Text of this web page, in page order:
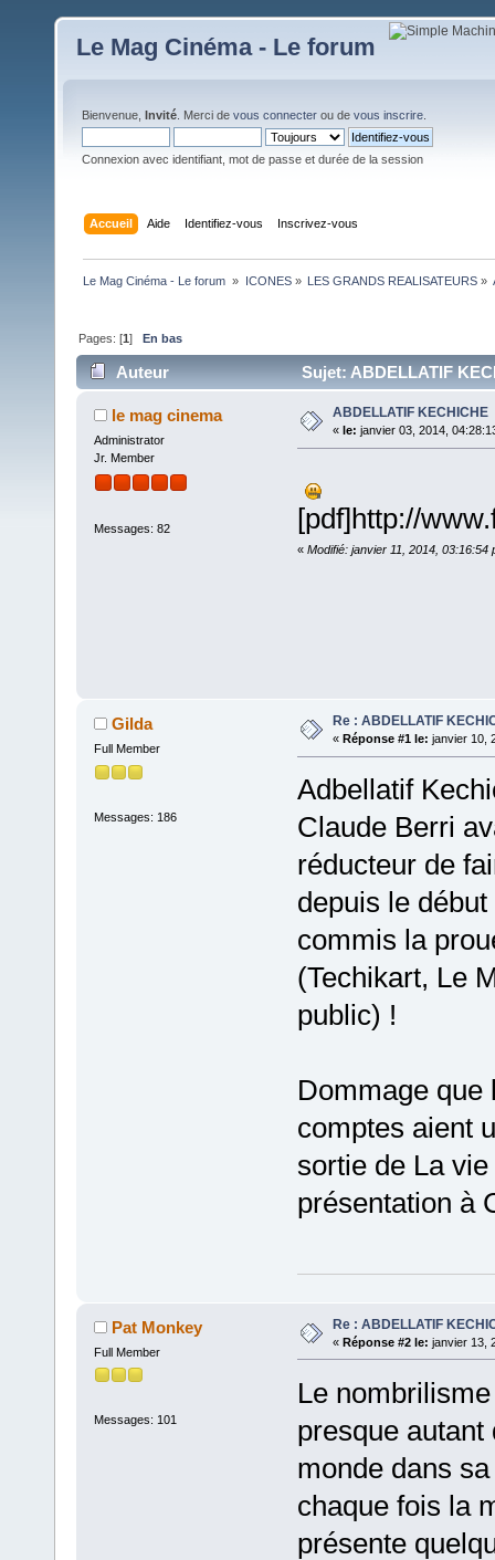
Le Mag Cinéma - Le forum
Bienvenue, Invité . Merci de vous connecter ou de vous inscrire
Connexion avec identifiant, mot de passe et durée de la session
Accueil Aide Identifiez-vous Inscrivez-vous
Le Mag Cinéma - Le forum » ICONES» LES GRANDS REALISATEURS»
Pages: [1]En bas
Auteur Sujet: ABDELLATIF
le mag cinema
Administrator
Jr. Member
Messages: 82
ABDELLATIF KECHICHE
« le: janvier 03, 2014,
[pdf]http://
« Modifié: janvier 11, 2014, 03:16:54
Gilda
Full Member
Messages: 186
Re : ABDELLATIF
« Réponse #1 le: janvier 10,
Adbellatif
Claude Berri
réducteur de
depuis le
commis la
(Techikart, Le
public) !
Dommage que
comptes aient
sortie de La
présentation à
Pat Monkey
Full Member
Messages: 101
Re : ABDELLATIF
« Réponse #2 le: janvier 13,
Le
presque
monde dans
chaque fois la
présente